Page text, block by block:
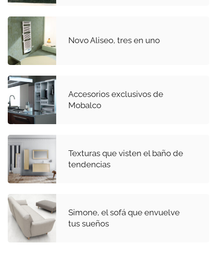
Novo Aliseo, tres en uno
Accesorios exclusivos de
Mobalco
Texturas que visten el baño de
tendencias
Simone, el sofá que envuelve
tus sueños